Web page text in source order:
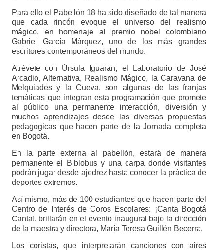
Para ello el Pabellón 18 ha sido diseñado de tal manera
que cada rincón evoque el universo del realismo
mágico, en homenaje al premio nobel colombiano
Gabriel García Márquez, uno de los más grandes
escritores contemporáneos del mundo.
Atrévete con Úrsula Iguarán, el Laboratorio de José
Arcadio, Alternativa, Realismo Mágico, la Caravana de
Melquiades y la Cueva, son algunas de las franjas
temáticas que integran esta programación que promete
al público una permanente interacción, diversión y
muchos aprendizajes desde las diversas propuestas
pedagógicas que hacen parte de la Jornada completa
en Bogotá.
En la parte externa al pabellón, estará de manera
permanente el Biblobus y una carpa donde visitantes
podrán jugar desde ajedrez hasta conocer la práctica de
deportes extremos.
Así mismo, más de 100 estudiantes que hacen parte del
Centro de Interés de Coros Escolares: ¡Canta Bogotá
Canta!, brillarán en el evento inaugural bajo la dirección
de la maestra y directora, María Teresa Guillén Becerra.
Los coristas, que interpretarán canciones con aires